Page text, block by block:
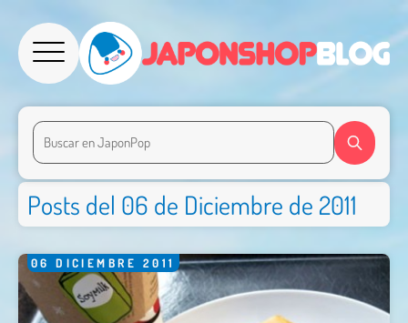
Posts del 06 de Diciembre de 2011
06 DICIEMBRE 2011